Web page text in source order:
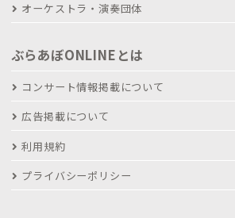
オーケストラ・演奏団体
ぶらあぼONLINEとは
コンサート情報掲載について
広告掲載について
利用規約
プライバシーポリシー